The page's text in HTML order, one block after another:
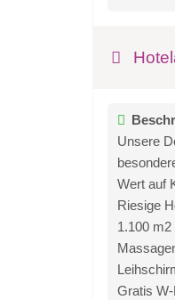
Unsere
Wert auf
Riesige
1.100
Gratis